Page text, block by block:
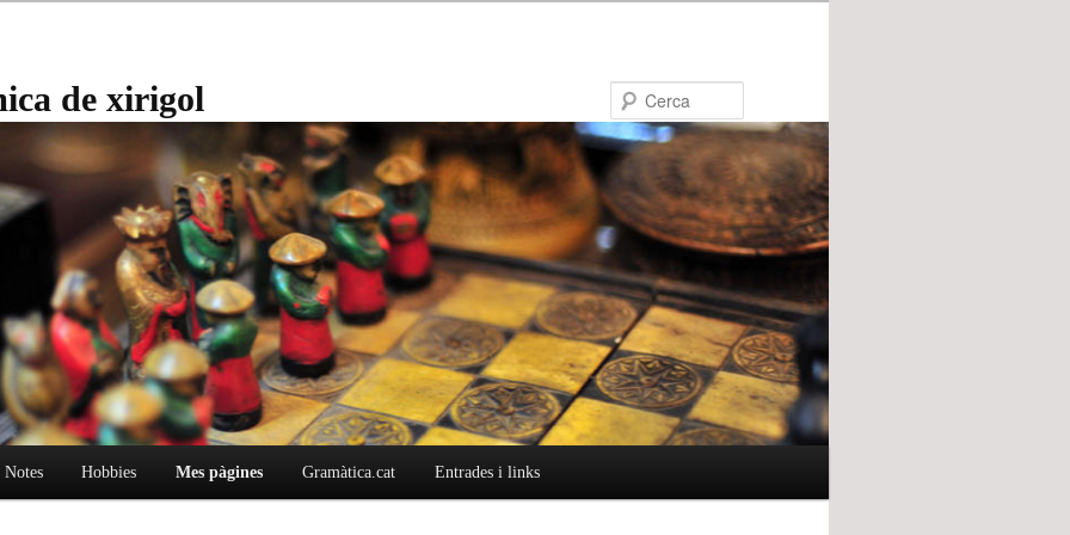
de xirigol
Hobbies Mes pàgines Gramàtica.cat Entrades i links